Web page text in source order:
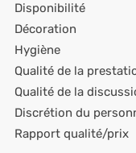
Disponibilité
Décoration
Hygiène
Qualité de la
Qualité de la
Discrétion du
Rapport qualité/prix